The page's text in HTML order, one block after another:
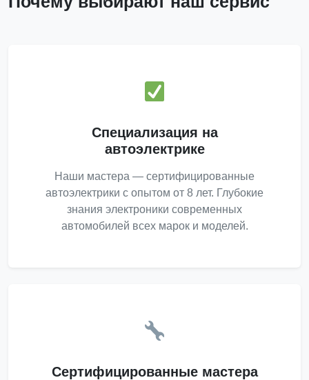
Специализация на
автоэлектрике
Наши мастера — сертифицированные
автоэлектрики с опытом от 8 лет. Глубокие
знания электроники современных
автомобилей всех марок и моделей.
Сертифицированные мастера